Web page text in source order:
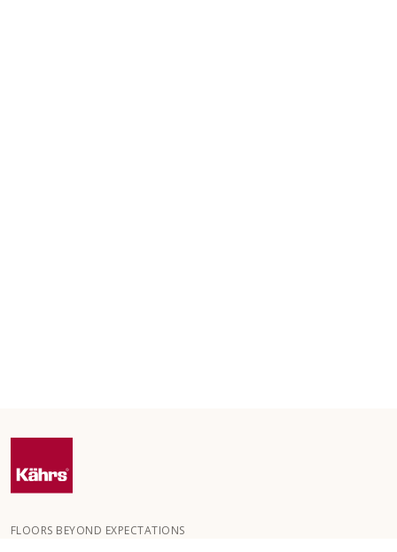
FLOORS BEYOND EXPECTATIONS